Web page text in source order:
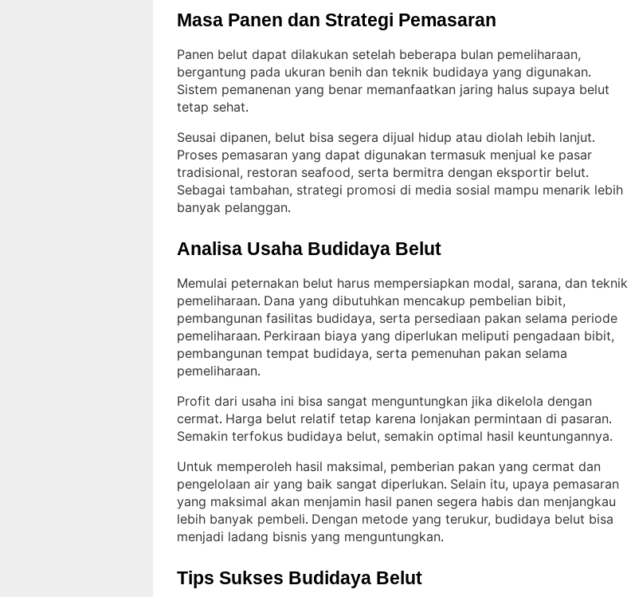
Masa Panen dan Strategi Pemasaran
Panen belut dapat dilakukan setelah beberapa bulan pemeliharaan,
bergantung pada ukuran benih dan teknik budidaya yang digunakan
Sistem pemanenan yang benar memanfaatkan jaring halus supaya belut
tetap sehat.
Seusai dipanen, belut bisa segera dijual hidup atau diolah lebih lanjut
Proses pemasaran yang dapat digunakan termasuk menjual ke pasar
tradisional, restoran seafood, serta bermitra dengan eksportir belut
Sebagai tambahan, strategi promosi di media sosial mampu menarik lebih
banyak pelanggan.
Analisa Usaha Budidaya Belut
Memulai peternakan belut harus mempersiapkan modal, sarana, dan teknik
pemeliharaan. Dana yang dibutuhkan mencakup pembelian bibit,
pembangunan fasilitas budidaya, serta persediaan pakan selama periode
pemeliharaan. Perkiraan biaya yang diperlukan meliputi pengadaan bibit,
pembangunan tempat budidaya, serta pemenuhan pakan selama
pemeliharaan.
Profit dari usaha ini bisa sangat menguntungkan jika dikelola dengan
cermat. Harga belut relatif tetap karena lonjakan permintaan di pasaran
Semakin terfokus budidaya belut, semakin optimal hasil keuntungannya.
Untuk memperoleh hasil maksimal, pemberian pakan yang cermat dan
pengelolaan air yang baik sangat diperlukan. Selain itu, upaya pemasaran
yang maksimal akan menjamin hasil panen segera habis dan menjangkau
lebih banyak pembeli. Dengan metode yang terukur, budidaya belut bisa
menjadi ladang bisnis yang menguntungkan.
Tips Sukses Budidaya Belut